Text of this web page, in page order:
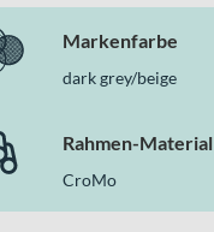
Markenfarbe
dark grey/beige
Rahmen-Material
CroMo